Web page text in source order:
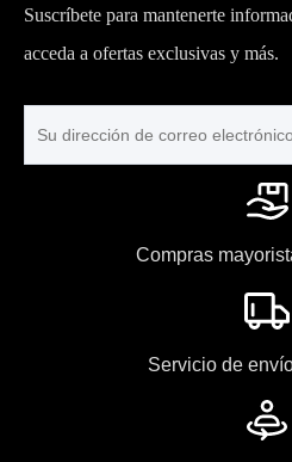
Suscríbete para mantenerte
acceda a ofertas exclusivas y más.
Compras
Servicio de